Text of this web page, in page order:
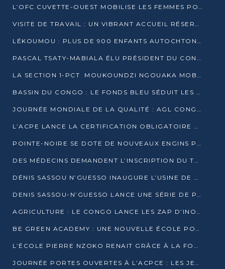
L’OFC CUVETTE-OUEST MOBILISE LES FEMMES POUR ACCUEILLIR LE PRÉSIDENT DE LA RÉPUBLIQUE
VISITE DE TRAVAIL : UN VIBRANT ACCUEIL RÉSERVÉ À DENIS SASSOU-N’GUESSO PAR L’ASSOCIATION « LES AMIS DE WOMO »
LÉKOUMOU : PLUS DE 900 ENFANTS AUTOCHTONES REÇOIVENT DES KITS SCOLAIRES GRÂCE À L’ESPACE OPOKO
PASCAL TSATY-MABIALA ÉLU PRÉSIDENT DU CONSEIL NATIONAL DE L’UPADS
LA SECTION 1-PCT MOUKOUNDZI NGOUAKA MOBILISE 100 000 FCFA POUR LE 6ᵉ CONGRÈS DU PARTI
BASSIN DU CONGO : LE FONDS BLEU SÉDUIT LES BAILLEURS À BELÉM
JOURNÉE MONDIALE DE LA QUALITÉ : AGL CONGO FORME ET SENSIBILISE LES JEUNES TALENTS
L’ACPE LANCE LA CERTIFICATION OBLIGATOIRE DES CONTRATS DE TRAVAIL DES TRANSPORTEURS
POINTE-NOIRE SE DOTE DE NOUVEAUX ENGINS POUR L’ASSAINISSEMENT ET L’ENTRETIEN ROUTIER
DES MÉDECINS DEMANDENT L’INSCRIPTION DU TRAITEMENT DU PIED-BOT DANS LES CURSUS UNIVERSITAIRES
DÉNIS SASSOU N’GUESSO INAUGURE L’USINE DE VALORISATION DU GAZ ASSOCIÉ
DENIS SASSOU-N’GUESSO LANCE UNE SÉRIE DE PROJETS DANS LE KOUILOU
AGRICULTURE : LE CONGO LANCE LES ZAP D’INONI ET YONO
BE GREEN ACADEMY : UNE NOUVELLE ÉCOLE POUR LES MÉTIERS DE L’ÉCOLOGIE À POINTE-NOIRE
L’ÉCOLE PIERRE NZOKO RENAIT GRÂCE À LA FONDATION MUCODEC
JOURNÉE PORTES OUVERTES À L’ACPCE : LES JEUNES EN IMMERSION DANS L’ENTREPRISE